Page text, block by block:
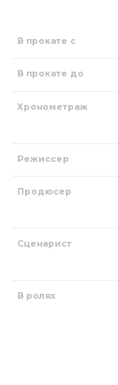
В прокате с
В прокате до
Хронометраж
Режиссер
Продюсер
Сценарист
В ролях